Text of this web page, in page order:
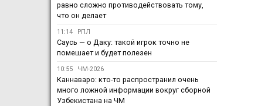
равно сложно противодействовать тому,
что он делает
11:14 РПЛ
Саусь — о Даку: такой игрок точно не
помешает и будет полезен
10:55 ЧМ-2026
Каннаваро: кто-то распространил очень
много ложной информации вокруг сборной
Узбекистана на ЧМ